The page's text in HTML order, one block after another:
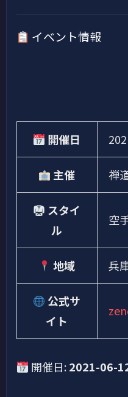
イベント情報
開催日
主催 禅
スタイ
ル
空
地域 兵
公式サ
イト
開催日:2021-06-